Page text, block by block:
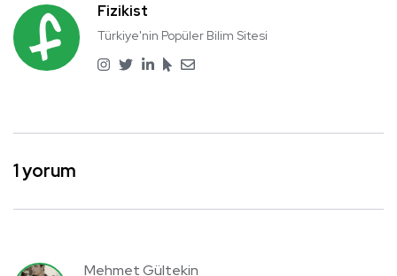
Fizikist
Türkiye'nin Popüler Bilim Sitesi
1 yorum
Mehmet Gültekin